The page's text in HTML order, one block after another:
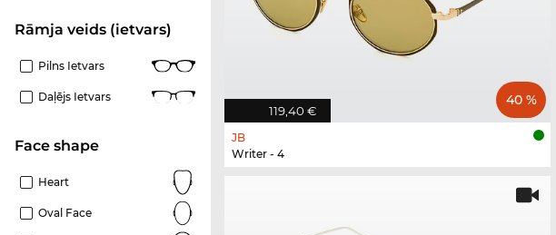
Rāmja veids (ietvars)
Pilns Ietvars
Daļējs Ietvars
Face shape
Heart
Oval Face
119,40 €
40 %
JB
Writer - 4